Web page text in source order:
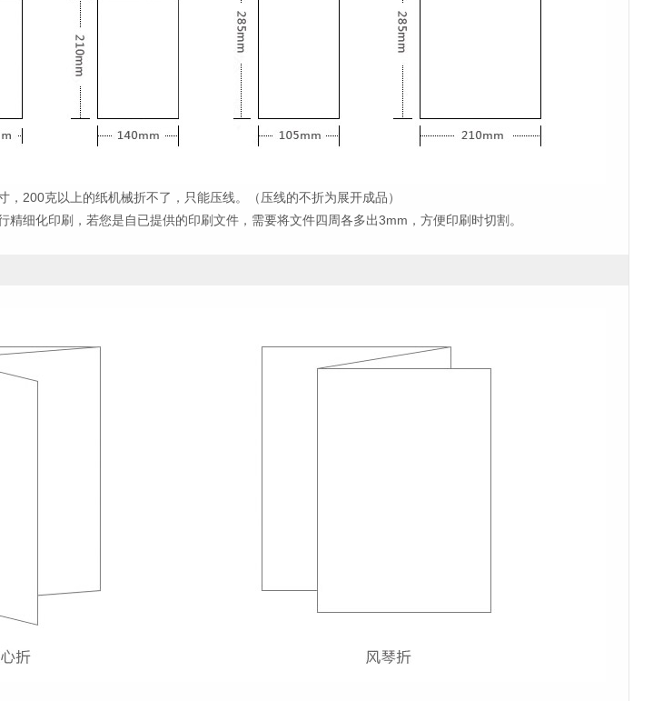
200克以上的纸机械折不了，只能压线。（压线的不折为展开成品）
精细化印刷，若您是自已提供的印刷文件，需要将文件四周各多出3mm，方便印刷时切割。